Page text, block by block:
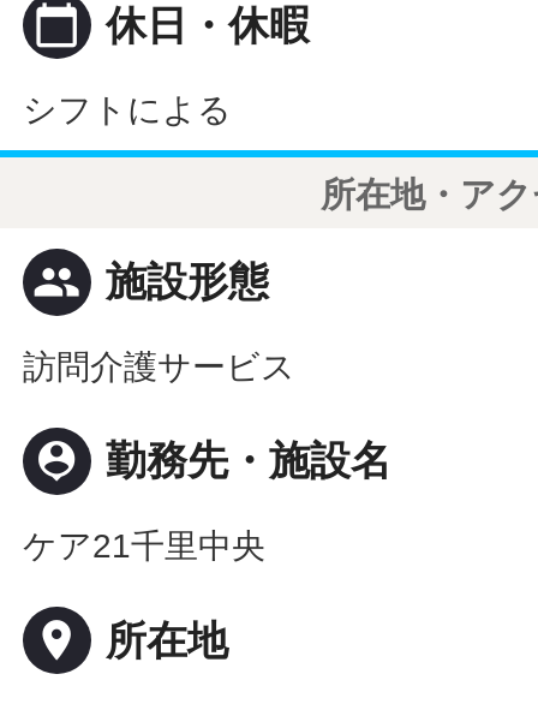
calendar_today 休日・休暇
シフトによる
所在地・ア
people 施設形態
訪問介護サービス
person_pin 勤務先・施設名
ケア21千里中央
place 所在地